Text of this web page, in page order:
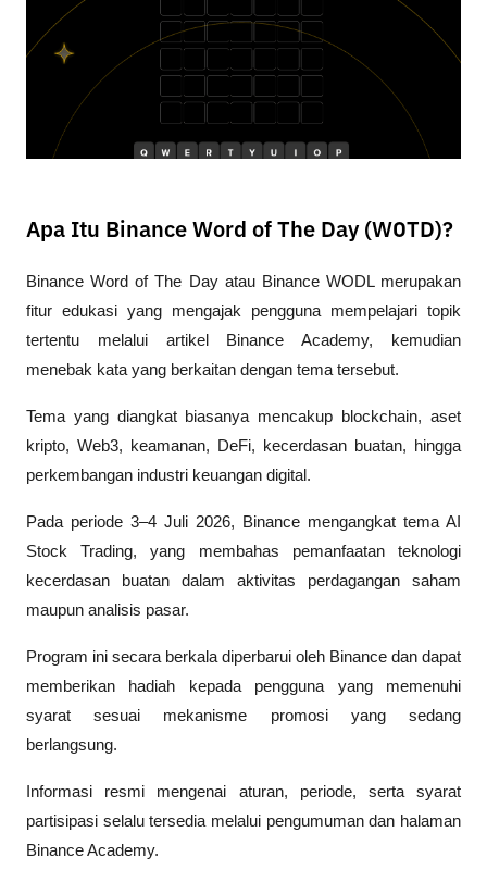
Apa Itu Binance Word of The Day (WOTD)?
Binance Word of The Day atau Binance WODL merupakan
fitur edukasi yang mengajak pengguna mempelajari topik
tertentu melalui artikel Binance Academy, kemudian
menebak kata yang berkaitan dengan tema tersebut.
Tema yang diangkat biasanya mencakup blockchain, aset
kripto, Web3, keamanan, DeFi, kecerdasan buatan, hingga
perkembangan industri keuangan digital.
Pada periode 3–4 Juli 2026, Binance mengangkat tema AI
Stock Trading, yang membahas pemanfaatan teknologi
kecerdasan buatan dalam aktivitas perdagangan saham
maupun analisis pasar.
Program ini secara berkala diperbarui oleh Binance dan dapat
memberikan hadiah kepada pengguna yang memenuhi
syarat sesuai mekanisme promosi yang sedang
berlangsung.
Informasi resmi mengenai aturan, periode, serta syarat
partisipasi selalu tersedia melalui pengumuman dan halaman
Binance Academy.